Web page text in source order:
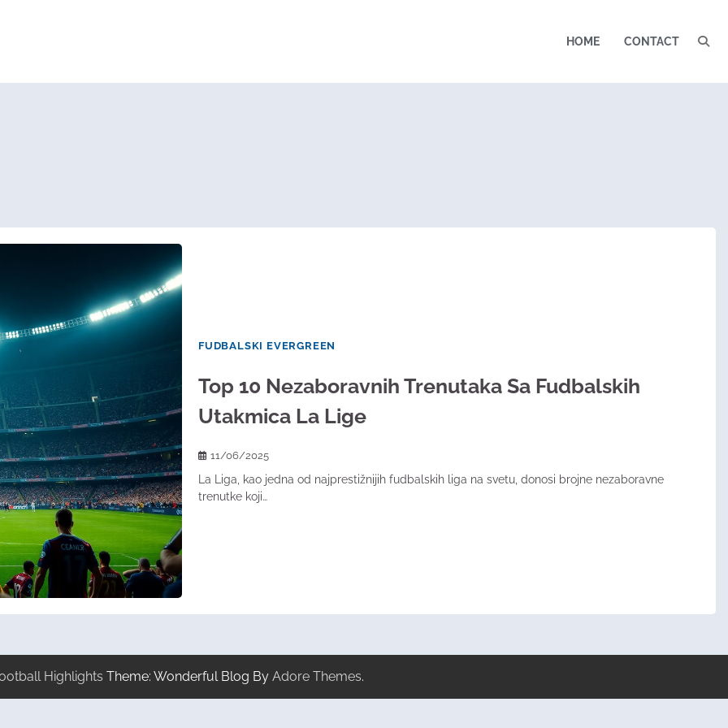
HOME CONTACT
FUDBALSKI EVERGREEN
Top 10 Nezaboravnih Trenutaka Sa Fudbalskih
Utakmica La Lige
11/06/2025
La Liga, kao jedna od najprestižnijih fudbalskih liga na svetu, donosi brojne nezaboravne
trenutke koji…
Highlights Theme: Wonderful Blog By Adore Themes.